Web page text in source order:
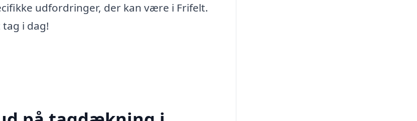
udfordringer, der kan være i Frifelt.
i dag!